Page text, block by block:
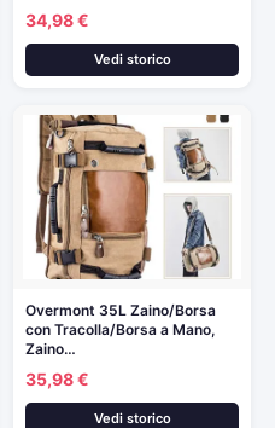
34,98 €
Vedi storico
Overmont 35L Zaino/Borsa
con Tracolla/Borsa a Mano,
Zaino…
35,98 €
Vedi storico